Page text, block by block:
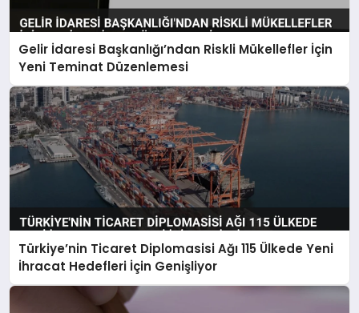
Gelir İdaresi Başkanlığı’ndan Riskli Mükellefler İçin
Yeni Teminat Düzenlemesi
Türkiye’nin Ticaret Diplomasisi Ağı 115 Ülkede Yeni
İhracat Hedefleri İçin Genişliyor